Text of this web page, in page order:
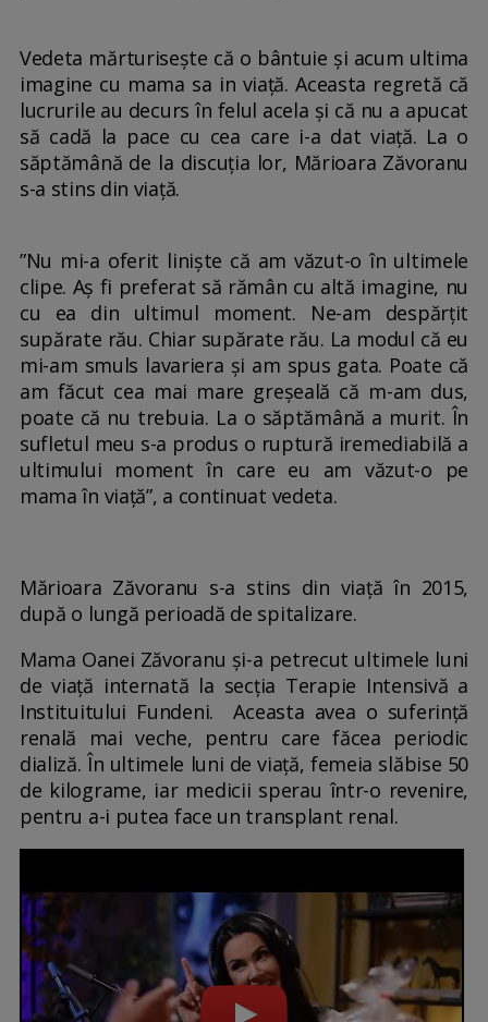
Vedeta mărturisește că o bântuie și acum ultima
imagine cu mama sa in viață. Aceasta regretă că
lucrurile au decurs în felul acela și că nu a apucat
să cadă la pace cu cea care i-a dat viață. La o
săptămână de la discuția lor, Mărioara Zăvoranu
s-a stins din viață.
”Nu mi-a oferit liniște că am văzut-o în ultimele
clipe. Aș fi preferat să rămân cu altă imagine, nu
cu ea din ultimul moment. Ne-am despărțit
supărate rău. Chiar supărate rău. La modul că eu
mi-am smuls lavariera și am spus gata. Poate că
am făcut cea mai mare greșeală că m-am dus,
poate că nu trebuia. La o săptămână a murit. În
sufletul meu s-a produs o ruptură iremediabilă a
ultimului moment în care eu am văzut-o pe
mama în viață”, a continuat vedeta.
Mărioara Zăvoranu s-a stins din viață în 2015,
după o lungă perioadă de spitalizare.
Mama Oanei Zăvoranu și-a petrecut ultimele luni
de viață internată la secţia Terapie Intensivă a
Instituitului Fundeni. Aceasta avea o suferinţă
renală mai veche, pentru care făcea periodic
dializă. În ultimele luni de viață, femeia slăbise 50
de kilograme, iar medicii sperau într-o revenire,
pentru a-i putea face un transplant renal.